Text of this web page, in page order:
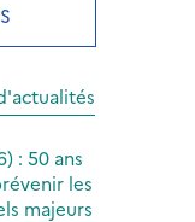
TAB)
: 50 ans
les
majeurs